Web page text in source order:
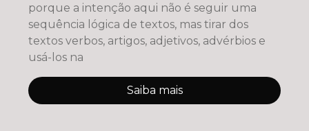
porque a intenção aqui não é seguir uma
sequência lógica de textos, mas tirar dos
textos verbos, artigos, adjetivos, advérbios e
usá-los na
Saiba mais